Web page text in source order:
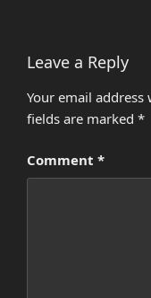
Leave a Reply
Your email
fields are marked *
Comment *